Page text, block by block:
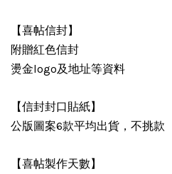
【喜帖信封】
附贈紅色信封
燙金logo及地址等資料
【信封封口貼紙】
公版圖案6款平均出貨，不挑款
【喜帖製作天數】